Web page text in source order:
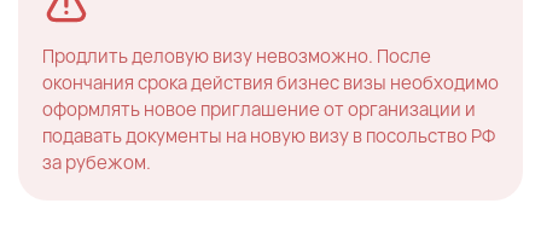
Продлить деловую визу невозможно. После
окончания срока действия бизнес визы необходимо
оформлять новое приглашение от организации и
подавать документы на новую визу в посольство РФ
за рубежом.